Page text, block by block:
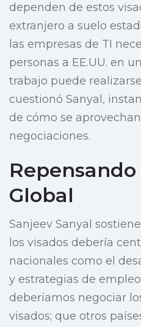
dependen de estos
extranjero a suelo
las empresas de TI
personas a EE.UU. en
trabajo puede
cuestionó Sanyal,
de cómo se
negociaciones.
Global
Sanjeev Sanyal
los visados debería
nacionales como el
y estrategias de empleo
deberíamos negociar
visados; que otros